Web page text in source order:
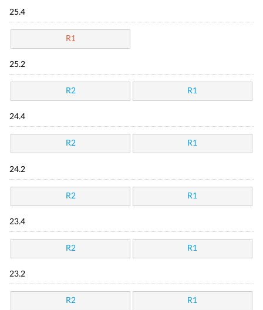
25.4
R1
25.2
R2 R1
24.4
R2 R1
24.2
R2 R1
23.4
R2 R1
23.2
R2 R1